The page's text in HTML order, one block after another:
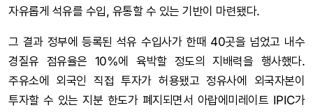
자유롭게 석유를 수입, 유통할 수 있는 기반이 마련됐다.
그 결과 정부에 등록된 석유 수입사가 한때 40곳을 넘었고 내수
경질유 점유율은 10%에 육박할 정도의 지배력을 행사했다.
주유소에 외국인 직접 투자가 허용됐고 정유사에 외국자본이
투자할 수 있는 지분 한도가 폐지되면서 아랍에미레이트 IPIC가